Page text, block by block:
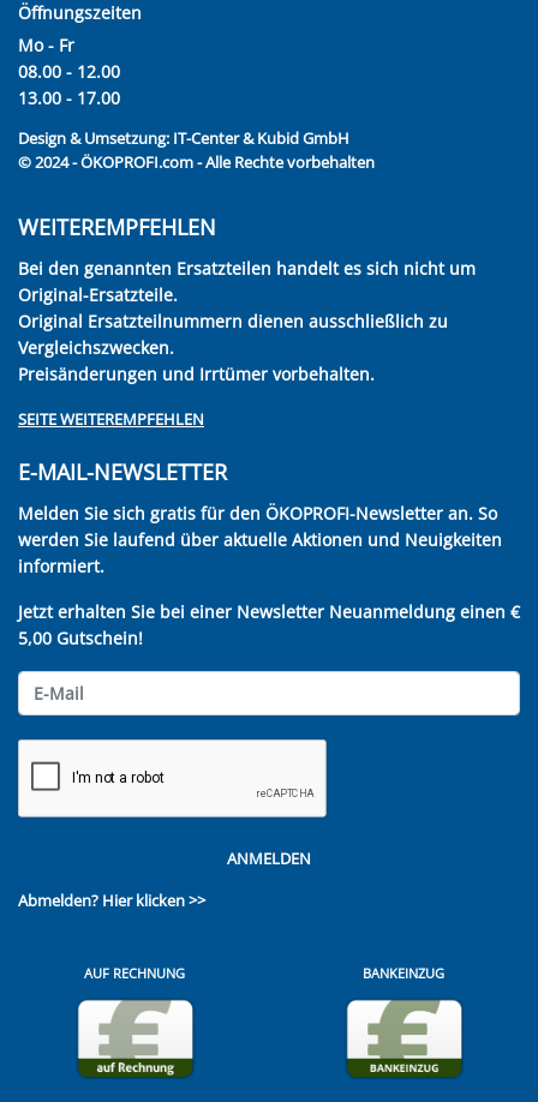
Öffnungszeiten
Mo - Fr
08.00 - 12.00
13.00 - 17.00
Design & Umsetzung: IT-Center & Kubid GmbH
© 2024 - ÖKOPROFI.com - Alle Rechte vorbehalten
WEITEREMPFEHLEN
Bei den genannten Ersatzteilen handelt es sich nicht um
Original-Ersatzteile.
Original Ersatzteilnummern dienen ausschließlich zu
Vergleichszwecken.
Preisänderungen und Irrtümer vorbehalten.
SEITE WEITEREMPFEHLEN
E-MAIL-NEWSLETTER
Melden Sie sich gratis für den ÖKOPROFI-Newsletter an. So
werden Sie laufend über aktuelle Aktionen und Neuigkeiten
informiert.
Jetzt erhalten Sie bei einer Newsletter Neuanmeldung einen €
5,00 Gutschein!
ANMELDEN
Abmelden? Hier klicken >>
AUF RECHNUNG BANKEINZUG